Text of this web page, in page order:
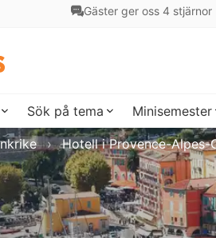
Gäster ger oss 4 stjärnor
Sök på tema Minisemester
Hotell i Provence-Alpes-